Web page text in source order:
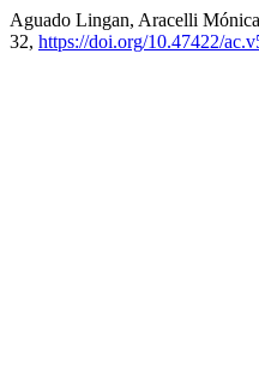
Aguado Lingan, Aracelli
32, https://doi.org/10.47422/